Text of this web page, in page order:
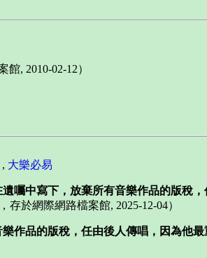
館, 2010-02-12）
, 大樂必易
囑中寫下，放棄所有音樂作品的版稅
，存於網際網路檔案館, 2025-12-04）
作品的版稅，任由後人傳唱，因為他最